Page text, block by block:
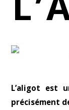
L’aligot est
précisément